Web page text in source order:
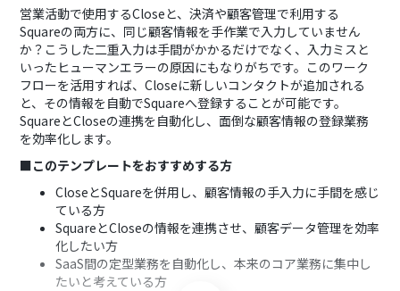
営業活動で使用するCloseと、決済や顧客管理で利用する
Squareの両方に、同じ顧客情報を手作業で入力していません
か？こうした二重入力は手間がかかるだけでなく、入力ミスと
いったヒューマンエラーの原因にもなりがちです。このワーク
フローを活用すれば、Closeに新しいコンタクトが追加される
と、その情報を自動でSquareへ登録することが可能です。
SquareとCloseの連携を自動化し、面倒な顧客情報の登録業務
を効率化します。
■このテンプレートをおすすめする方
CloseとSquareを併用し、顧客情報の手入力に手間を感じ
ている方
SquareとCloseの情報を連携させ、顧客データ管理を効率
化したい方
SaaS間の定型業務を自動化し、本来のコア業務に集中し
たいと考えている方